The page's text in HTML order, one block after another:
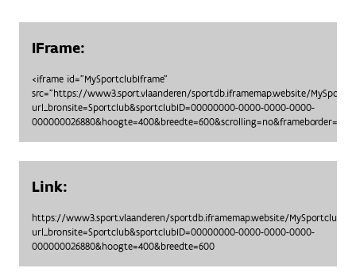
IFrame:
<iframe id="MySportclubIframe"
src="https://www3.sport.vlaanderen/sportdb.iframemap.website/
url_bronsite=Sportclub&sportclubID=00000000-0000-0000-0000-
Link:
https://www3.sport.vlaanderen/sportdb.iframemap.website/
url_bronsite=Sportclub&sportclubID=00000000-0000-0000-0000-
000000026880&hoogte=400&breedte=600